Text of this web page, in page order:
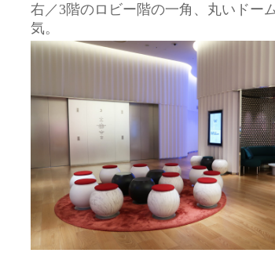
右／3階のロビー階の一角、丸いドー
気。